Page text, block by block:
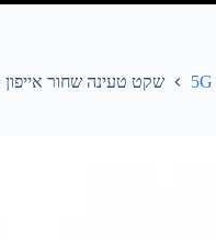
שקט טעינה שחור אייפון 5G